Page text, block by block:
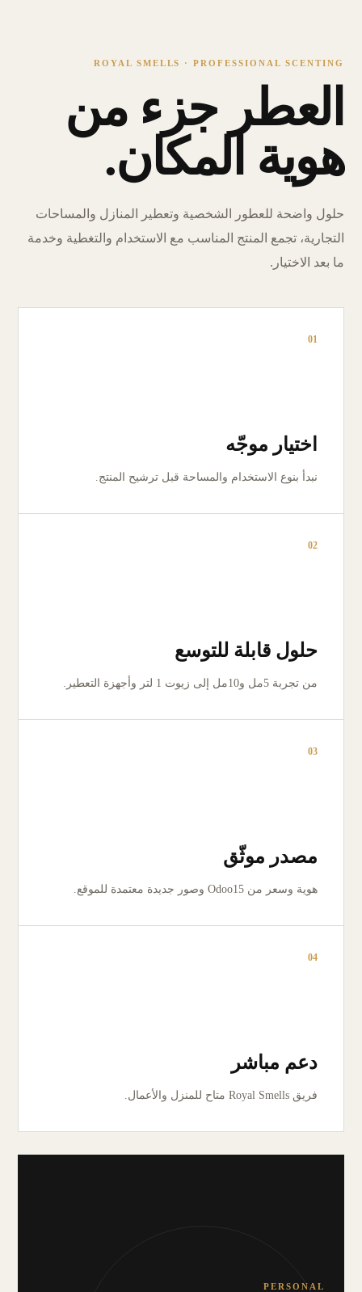
ROYAL SMELLS · PROFESSIONAL SCENTING
العطر جزء من
هوية المكان.
حلول واضحة للعطور الشخصية وتعطير المنازل والمساحات
التجارية، تجمع المنتج المناسب مع الاستخدام والتغطية وخدمة
ما بعد الاختيار.
01
اختيار موجّه
نبدأ بنوع الاستخدام والمساحة قبل ترشيح المنتج.
02
حلول قابلة للتوسع
من تجربة 5مل و10مل إلى زيوت 1 لتر وأجهزة التعطير.
03
مصدر موثّق
هوية وسعر من Odoo15 وصور جديدة معتمدة للموقع.
04
دعم مباشر
فريق Royal Smells متاح للمنزل والأعمال.
PERSONAL